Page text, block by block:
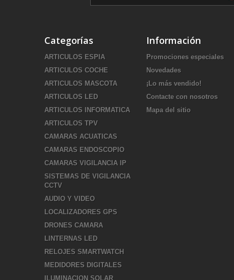
Categorías
ARTICULOS ESPIA
ARTICULOS COCHE
ARTICULOS MASCOTA
ARTICULOS LED
ARTICULOS INFORMATICA
ARTICULOS TPV
CAMARAS ACUATICAS
CAMARAS ENDOSCOPIO
CAMARAS VIGILANCIA IP
SISTEMAS DE VIGILANCIA
CCTV
AUDIO Y VIDEO
LOCALIZADORES GPS
DRONES CAMARA
LINTERNAS LED
RELOJES SMARTWATCH
MEDIDORES DIGITALES
ILUMINACION SOLAR
Información
Promociones especiales
Novedades
¡Lo más vendido!
Contacte con nosotros
Mapa del sitio